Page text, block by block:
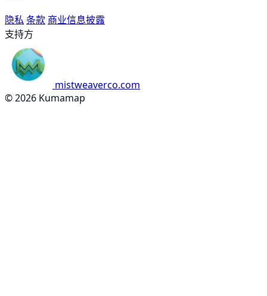
隐私 条款 商业信息披露
支持方
mistweaverco.com
© 2026 Kumamap